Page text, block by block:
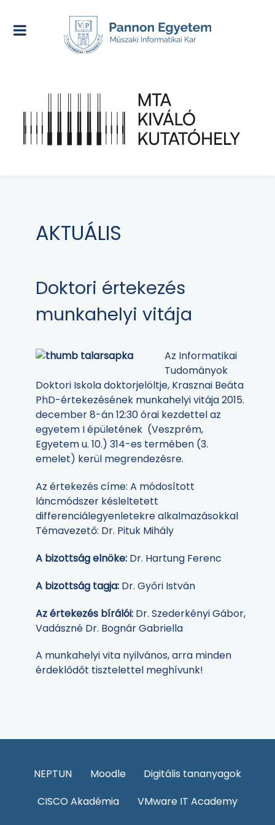
AKTUÁLIS
Doktori értekezés
munkahelyi vitája
Az Informatikai
Tudományok
Doktori Iskola doktorjelöltje, Krasznai Beáta
PhD-értekezésének munkahelyi vitája 2015.
december 8-án 12:30 órai kezdettel az
egyetem I épületének (Veszprém,
Egyetem u. 10.) 314-es termében (3.
emelet) kerül megrendezésre.
Az értekezés címe: A módosított
láncmódszer késleltetett
differenciálegyenletekre alkalmazásokkal
Témavezető: Dr. Pituk Mihály
A bizottság elnöke: Dr. Hartung Ferenc
A bizottság tagja: Dr. Győri István
Az értekezés bírálói: Dr. Szederkényi Gábor,
Vadászné Dr. Bognár Gabriella
A munkahelyi vita nyilvános, arra minden
érdeklődőt tisztelettel meghívunk!
NEPTUN Moodle
Digitális tananyagok
CISCO Akadémia
VMware IT Academy